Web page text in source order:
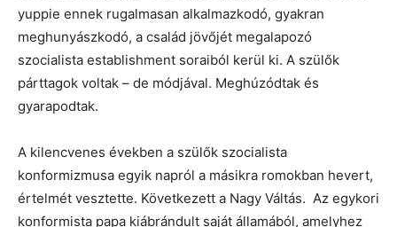
yuppie ennek rugalmasan alkalmazkodó, gyakran
meghunyászkodó, a család jövőjét megalapozó
szocialista establishment soraiból kerül ki. A szülők
párttagok voltak – de módjával. Meghúzódtak és
gyarapodtak.
A kilencvenes években a szülők szocialista
konformizmusa egyik napról a másikra romokban hevert,
értelmét vesztette. Következett a Nagy Váltás. Az egykori
konformista papa kiábrándult saját államából, amelyhez